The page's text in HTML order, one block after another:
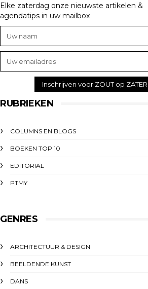
Elke zaterdag onze nieuwste artikelen &
agendatips in uw mailbox
RUBRIEKEN
COLUMNS EN BLOGS
BOEKEN TOP 10
EDITORIAL
PTMY
GENRES
ARCHITECTUUR & DESIGN
BEELDENDE KUNST
DANS